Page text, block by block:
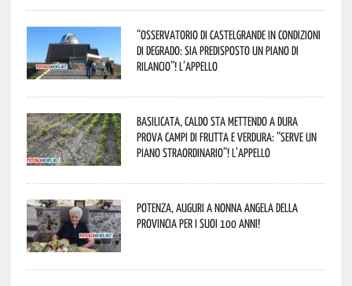
“Osservatorio di Castelgrande in condizioni
di degrado: sia predisposto un piano di
rilancio”! L’appello
Basilicata, caldo sta mettendo a dura
prova campi di frutta e verdura: “Serve un
piano straordinario”! L’appello
Potenza, auguri a nonna Angela della
provincia per i suoi 100 anni!